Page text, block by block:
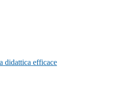
didattica efficace